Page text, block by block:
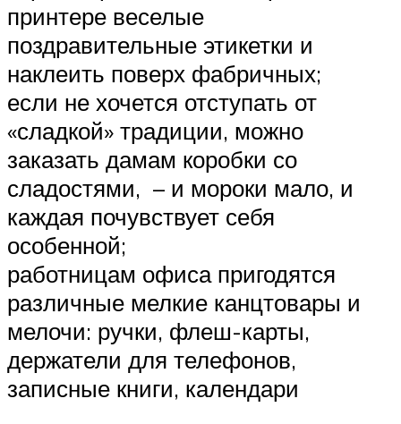
принтере веселые
поздравительные этикетки и
наклеить поверх фабричных;
если не хочется отступать от
«сладкой» традиции, можно
заказать дамам коробки со
сладостями, – и мороки мало, и
каждая почувствует себя
особенной;
работницам офиса пригодятся
различные мелкие канцтовары и
мелочи: ручки, флеш-карты,
держатели для телефонов,
записные книги, календари